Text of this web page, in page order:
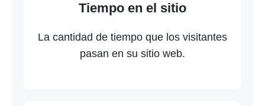
Tiempo en el sitio
La cantidad de tiempo que los visitantes
pasan en su sitio web.